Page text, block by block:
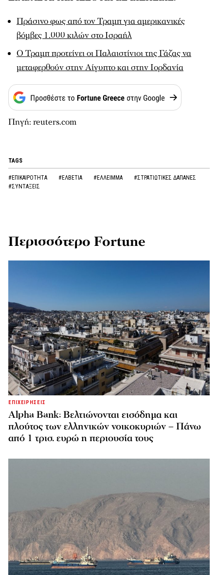
Πράσινο φως από τον Τραμπ για αμερικανικές
βόμβες 1.000 κιλών στο Ισραήλ
Ο Τραμπ προτείνει οι Παλαιστίνιοι της Γάζας να
μεταφερθούν στην Αίγυπτο και στην Ιορδανία
Πηγή: reuters.com
TAGS
#ΕΠΙΚΑΙΡΟΤΗΤΑ #ΕΛΒΕΤΙΑ #ΕΛΛΕΙΜΜΑ
#ΣΤΡΑΤΙΩΤΙΚΕΣ ΔΑΠΑΝΕΣ
#ΣΥΝΤΑΞΕΙΣ
Περισσότερο Fortune
ΕΠΙΧΕΙΡΗΣΕΙΣ
Alpha Bank: Βελτιώνονται εισόδημα και
πλούτος των ελληνικών νοικοκυριών – Πάνω
από 1 τρισ. ευρώ η περιουσία τους